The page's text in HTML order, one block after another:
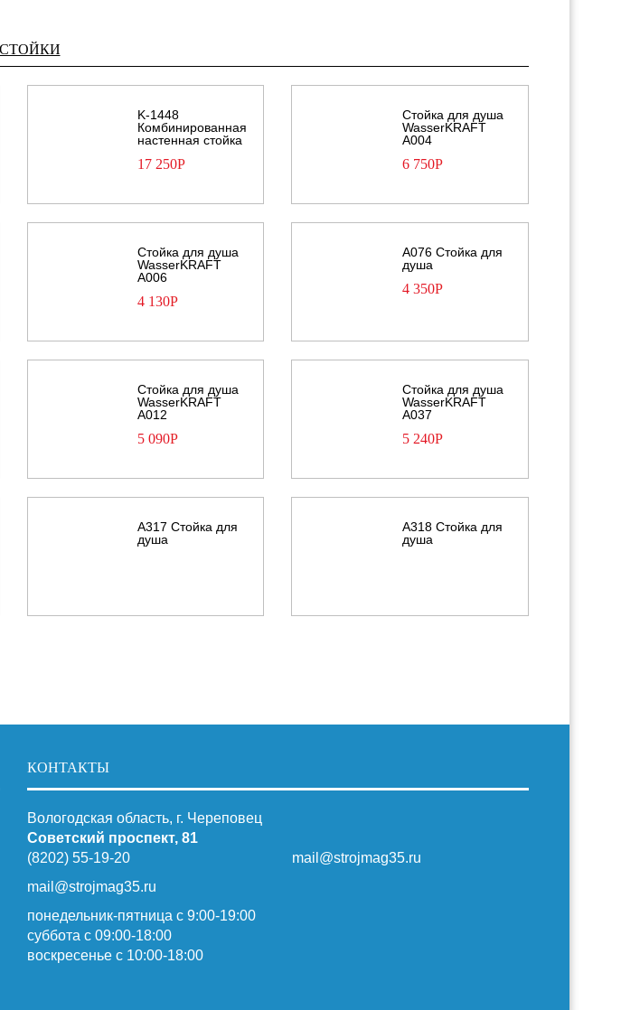
СТОЙКИ
K-1448
Комбинированная
настенная стойка
17 250Р
Стойка для душа
WasserKRAFT
А004
6 750Р
Стойка для душа
WasserKRAFT
А006
4 130Р
A076 Стойка для
душа
4 350Р
Стойка для душа
WasserKRAFT
А012
5 090Р
Стойка для душа
WasserKRAFT
А037
5 240Р
A317 Стойка для
душа
A318 Стойка для
душа
КОНТАКТЫ
Вологодская область, г. Череповец
Советский проспект, 81
(8202) 55-19-20
mail@strojmag35.ru
понедельник-пятница с 9:00-19:00
суббота c 09:00-18:00
воскресенье с 10:00-18:00
mail@strojmag35.ru